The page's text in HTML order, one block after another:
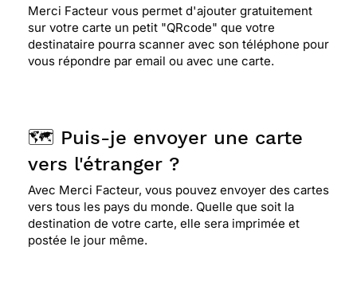
Merci Facteur vous permet d'ajouter gratuitement
sur votre carte un petit "QRcode" que votre
destinataire pourra scanner avec son téléphone pour
vous répondre par email ou avec une carte.
🗺️ Puis-je envoyer une carte
vers l'étranger ?
Avec Merci Facteur, vous pouvez envoyer des cartes
vers tous les pays du monde. Quelle que soit la
destination de votre carte, elle sera imprimée et
postée le jour même.